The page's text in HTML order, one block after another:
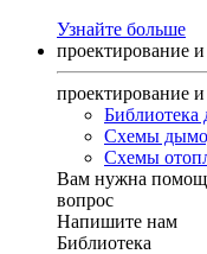
Узнайте больше
проектирование
проектирование
Библиотека
Схемы
Схемы
Вам нужна
вопрос
Напишите нам
Библиотека